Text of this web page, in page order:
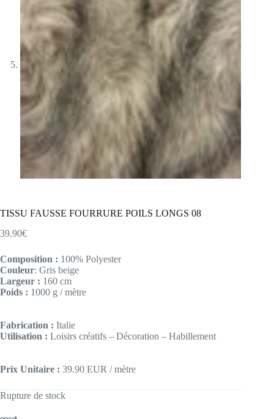
TISSU FAUSSE FOURRURE POILS LONGS 08
39.90€
Composition : 100% Polyester
Couleur: Gris beige
Largeur : 160 cm
Poids : 1000 g / mètre
Fabrication : Italie
Utilisation : Loisirs créatifs – Décoration – Habillement
Prix Unitaire : 39.90 EUR / mètre
Rupture de stock